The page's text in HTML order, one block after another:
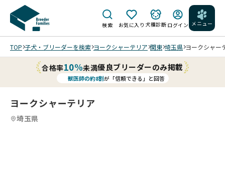
検索 お気に入り 犬種診断 ログイン メニュー
TOP 子犬・ブリーダーを検索 ヨークシャーテリア 関東 埼玉県 ヨークシャー
合格率10%未満優良ブリーダーのみ掲載
獣医師の約8割が「信頼できる」と回答
ヨークシャーテリア
埼玉県